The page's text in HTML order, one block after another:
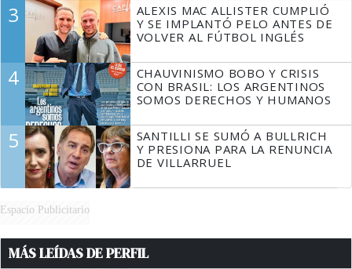
3
ALEXIS MAC ALLISTER CUMPLIÓ
Y SE IMPLANTÓ PELO ANTES DE
VOLVER AL FÚTBOL INGLÉS
4
CHAUVINISMO BOBO Y CRISIS
CON BRASIL: LOS ARGENTINOS
SOMOS DERECHOS Y HUMANOS
5
SANTILLI SE SUMÓ A BULLRICH
Y PRESIONA PARA LA RENUNCIA
DE VILLARRUEL
Espacio Publicitario
MÁS LEÍDAS DE PERFIL